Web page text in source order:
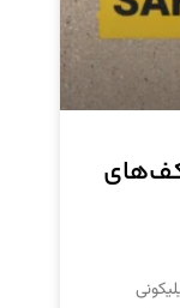
کف‌های